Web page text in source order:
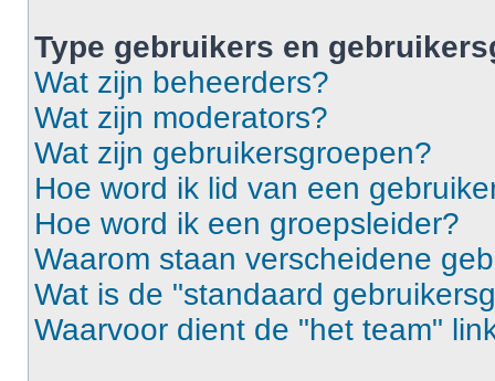
Type gebruikers en
Wat zijn beheerders?
Wat zijn moderators?
Wat zijn gebruikersgroepen?
Hoe word ik lid van een
Hoe word ik een groepsleider?
Waarom staan verscheidene
Wat is de "standaard
Waarvoor dient de "het team"